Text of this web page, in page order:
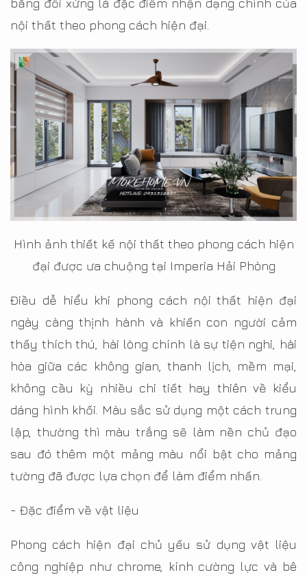
bằng đối xứng là đặc điểm nhận dạng chính của
nội thất theo phong cách hiện đại.
Hình ảnh thiết kế nội thất theo phong cách hiện
đại được ưa chuộng tại Imperia Hải Phòng
Điều dễ hiểu khi phong cách nội thất hiện đại
ngày càng thịnh hành và khiến con người cảm
thấy thích thú, hài lòng chính là sự tiện nghi, hài
hòa giữa các không gian, thanh lịch, mềm mại,
không cầu kỳ nhiều chi tiết hay thiên về kiểu
dáng hình khối. Màu sắc sử dụng một cách trung
lập, thường thì màu trắng sẽ làm nền chủ đạo
sau đó thêm một mảng màu nổi bật cho mảng
tường đã được lựa chọn để làm điểm nhấn.
- Đặc điểm về vật liệu
Phong cách hiện đại chủ yếu sử dụng vật liệu
công nghiệp như chrome, kính cường lực và bê